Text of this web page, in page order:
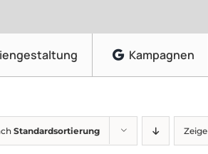
Grafikdesign
Logo-Gestaltung
Kampagnen
Standardsortierung Zeige